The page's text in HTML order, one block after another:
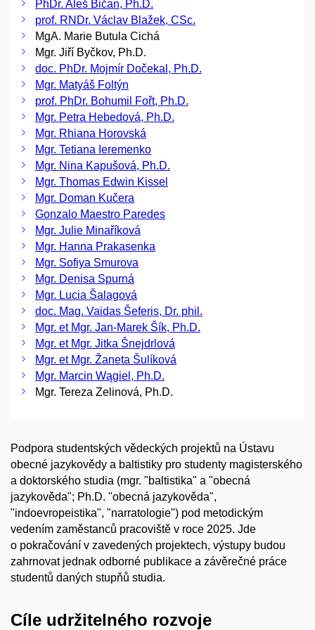
PhDr. Aleš Bičan, Ph.D.
prof. RNDr. Václav Blažek, CSc.
MgA. Marie Butula Cichá
Mgr. Jiří Byčkov, Ph.D.
doc. PhDr. Mojmír Dočekal, Ph.D.
Mgr. Matyáš Foltýn
prof. PhDr. Bohumil Fořt, Ph.D.
Mgr. Petra Hebedová, Ph.D.
Mgr. Rhiana Horovská
Mgr. Tetiana Ieremenko
Mgr. Nina Kapušová, Ph.D.
Mgr. Thomas Edwin Kissel
Mgr. Doman Kučera
Gonzalo Maestro Paredes
Mgr. Julie Minaříková
Mgr. Hanna Prakasenka
Mgr. Sofiya Smurova
Mgr. Denisa Spurná
Mgr. Lucia Šalagová
doc. Mag. Vaidas Šeferis, Dr. phil.
Mgr. et Mgr. Jan-Marek Šík, Ph.D.
Mgr. et Mgr. Jitka Šnejdrlová
Mgr. et Mgr. Žaneta Šulíková
Mgr. Marcin Wągiel, Ph.D.
Mgr. Tereza Zelinová, Ph.D.
Podpora studentských vědeckých projektů na Ústavu
obecné jazykovědy a baltistiky pro studenty magisterského
a doktorského studia (mgr. "baltistika" a "obecná
jazykověda"; Ph.D. "obecná jazykověda",
"indoevropeistika", "narratologie") pod metodickým
vedením zaměstanců pracoviště v roce 2025. Jde
o pokračování v zavedených projektech, výstupy budou
zahrnovat jednak odborné publikace a závěrečné práce
studentů daných stupňů studia.
Cíle udržitelného rozvoje